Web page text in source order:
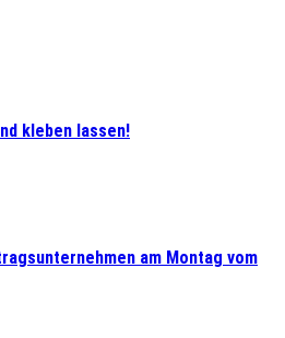
kleben lassen!
am Montag vom